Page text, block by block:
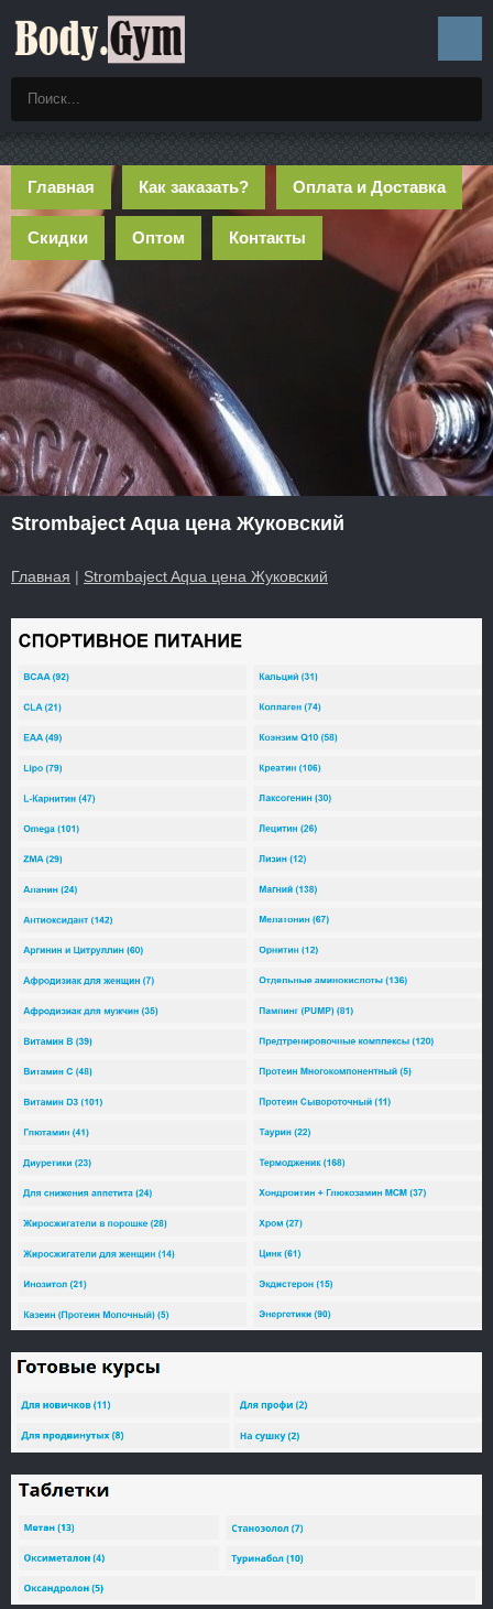
Главная Как заказать? Оплата и Доставка
Скидки Оптом Контакты
Strombaject Aqua цена Жуковский
Главная | Strombaject Aqua цена Жуковский